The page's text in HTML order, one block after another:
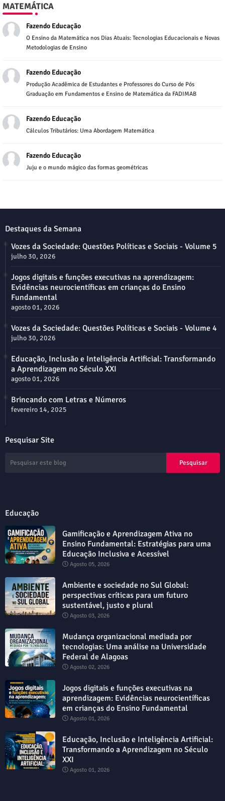
MATEMÁTICA
Fazendo Educação
O Ensino da Matemática nos Dias Atuais: Tecnologias Educacionais e Novas
Metodologias de Ensino
Fazendo Educação
Produção Acadêmica de Estudantes e Professores do Curso de Pós
Graduação em Fundamentos e Ensino de Matemática da FADIMAB
Fazendo Educação
Cálculos Tributários: Uma Abordagem Matemática
Fazendo Educação
Juju e o mundo mágico das formas geométricas
Destaques da Semana
Vozes da Sociedade: Questões Políticas e Sociais - Volume 5
julho 30, 2026
Jogos digitais e funções executivas na aprendizagem:
Evidências neurocientíficas em crianças do Ensino
Fundamental
agosto 01, 2026
Vozes da Sociedade: Questões Políticas e Sociais - Volume 4
julho 30, 2026
Educação, Inclusão e Inteligência Artificial: Transformando
a Aprendizagem no Século XXI
agosto 01, 2026
Brincando com Letras e Números
fevereiro 14, 2025
Pesquisar Site
Educação
Gamificação e Aprendizagem Ativa no
Ensino Fundamental: Estratégias para uma
Educação Inclusiva e Acessível
Agosto 05, 2026
Ambiente e sociedade no Sul Global:
perspectivas críticas para um futuro
sustentável, justo e plural
Agosto 03, 2026
Mudança organizacional mediada por
tecnologias: Uma análise na Universidade
Federal de Alagoas
Agosto 02, 2026
Jogos digitais e funções executivas na
aprendizagem: Evidências neurocientíficas
em crianças do Ensino Fundamental
Agosto 01, 2026
Educação, Inclusão e Inteligência Artificial:
Transformando a Aprendizagem no Século
XXI
Agosto 01, 2026